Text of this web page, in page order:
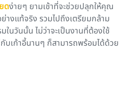
ดง่ายๆ ยามเช้าที่จะช่วยปลุกให้คุณ
างแท้จริง รวมไปถึงเตรียมกล้าม
ในวันนั้น ไม่ว่าจะเป็นงานที่ต้องใช้
เก้าอี้นานๆ ก็สามารถพร้อมได้ด้วย